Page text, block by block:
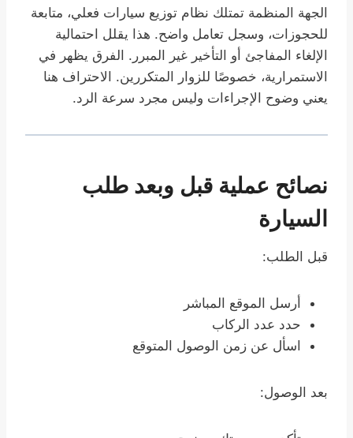
الجهة المنظمة تمتلك نظام توزيع سيارات فعلي، متابعة
للحجوزات، وسجل تعامل واضح. هذا يقلل احتمالية
الإلغاء المفاجئ أو التأخير غير المبرر. الفرق يظهر في
الاستمرارية، خصوصًا للزوار المتكررين. الاحتراف هنا
يعني وضوح الإجراءات وليس مجرد سرعة الرد.
نصائح عملية قبل وبعد طلب
السيارة
قبل الطلب:
أرسل الموقع المباشر
حدد عدد الركاب
اسأل عن زمن الوصول المتوقع
بعد الوصول: